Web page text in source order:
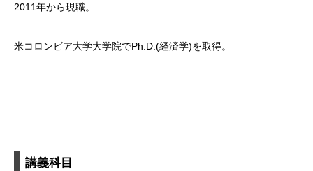
2011年から現職。
米コロンビア大学大学院でPh.D.(経済学)を取得。
講義科目